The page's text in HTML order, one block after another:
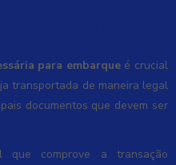
para embarqueé crucial
transportada de maneira legal
documentos que devem ser
que comprove a transação